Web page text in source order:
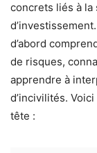
concrets liés à la
d’abord
de risques,
apprendre à
d’incivilités.
tête :